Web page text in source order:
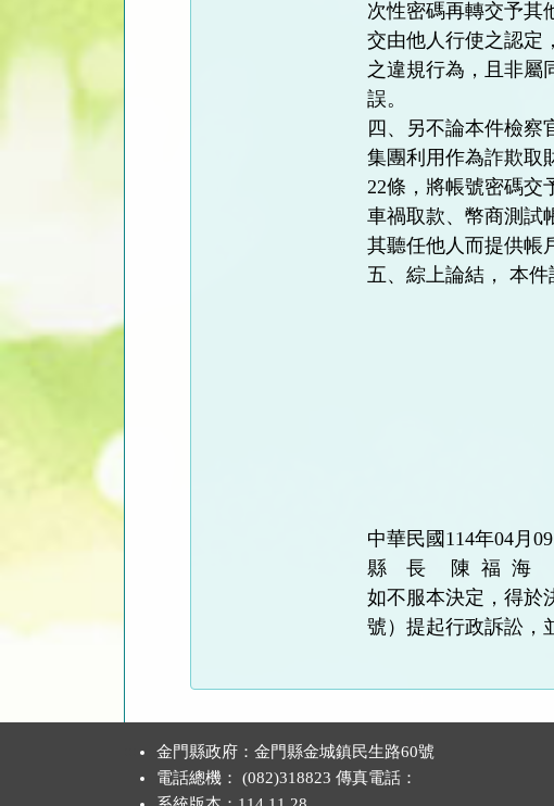
次性密碼再轉交予其
交由他人行使之認定
之違規行為，且非屬
誤。
四、另不論本件檢察
集團利用作為詐欺取
22條，將帳號密碼交
車禍取款、幣商測試
其聽任他人而提供帳
五、綜上論結， 本件
金門縣
主任
委
委
委
委
委
委
中華民國114年04月09
縣 長 陳 福 海
如不服本決定，得於
號）提起行政訴訟，
金門縣政府：金門縣金城鎮民生路60號
電話總機： (082)318823 傳真電話：